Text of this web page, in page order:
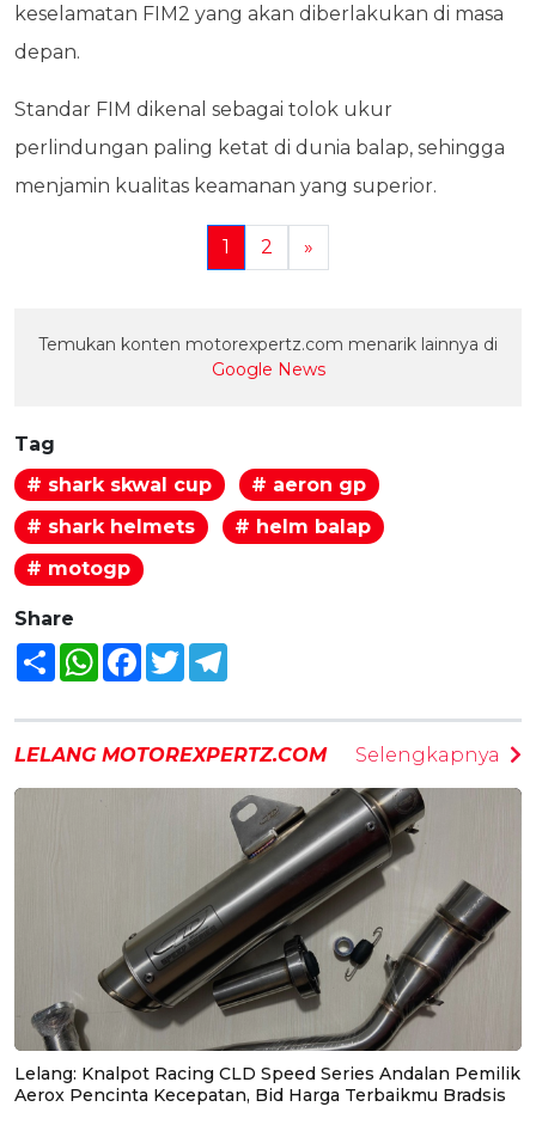
keselamatan FIM2 yang akan diberlakukan di masa
depan.
Standar FIM dikenal sebagai tolok ukur
perlindungan paling ketat di dunia balap, sehingga
menjamin kualitas keamanan yang superior.
1 2 »
Temukan konten motorexpertz.com menarik lainnya di
Google News
Tag
# shark skwal cup
# aeron gp
# shark helmets
# helm balap
# motogp
Share
Share WhatsAppFacebook
Twitter
LELANG MOTOREXPERTZ.COM Selengkapnya
Lelang: Knalpot Racing CLD Speed Series Andalan Pemilik
Aerox Pencinta Kecepatan, Bid Harga Terbaikmu Bradsis